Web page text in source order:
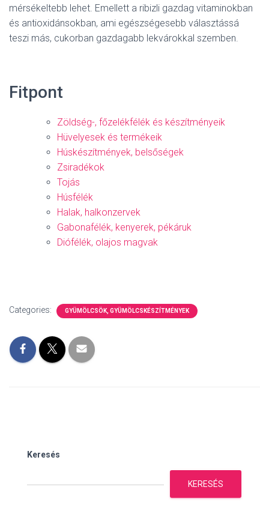
mérsékeltebb lehet. Emellett a ribizli gazdag vitaminokban
és antioxidánsokban, ami egészségesebb választássá
teszi más, cukorban gazdagabb lekvárokkal szemben.
Fitpont
Zöldség-, főzelékfélék és készítményeik
Hüvelyesek és termékeik
Húskészítmények, belsőségek
Zsiradékok
Tojás
Húsfélék
Halak, halkonzervek
Gabonafélék, kenyerek, pékáruk
Diófélék, olajos magvak
Categories: GYÜMÖLCSÖK, GYÜMÖLCSKÉSZÍTMÉNYEK
Keresés
KERESÉS